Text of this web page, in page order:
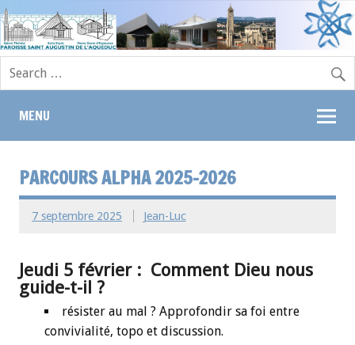
MENU
PARCOURS ALPHA 2025-2026
7 septembre 2025 Jean-Luc
Jeudi 5 février : Comment Dieu nous
guide-t-il ?
résister au mal ? Approfondir sa foi entre
convivialité, topo et discussion.